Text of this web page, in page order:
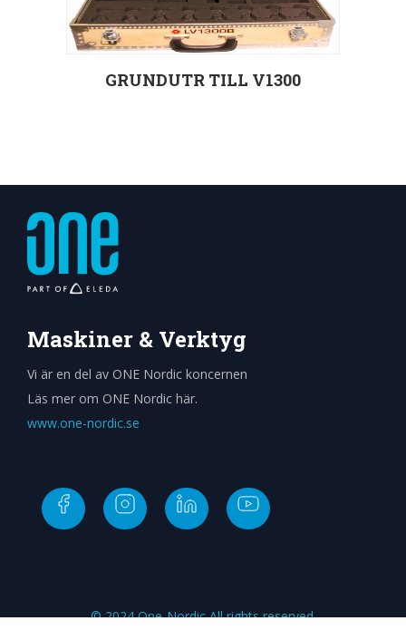
GRUNDUTR TILL V1300
Maskiner & Verktyg
Vi är en del av ONE Nordic koncernen
Läs mer om ONE Nordic här.
www.one-nordic.se
© 2024 One-Nordic All rights reserved.